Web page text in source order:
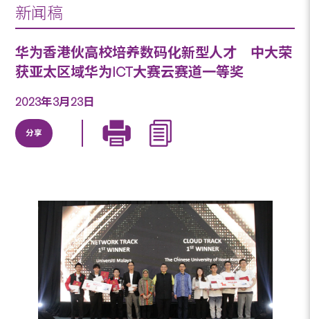
新闻稿
华为香港伙高校培养数码化新型人才 中大荣
获亚太区域华为ICT大赛云赛道一等奖
2023年3月23日
分享